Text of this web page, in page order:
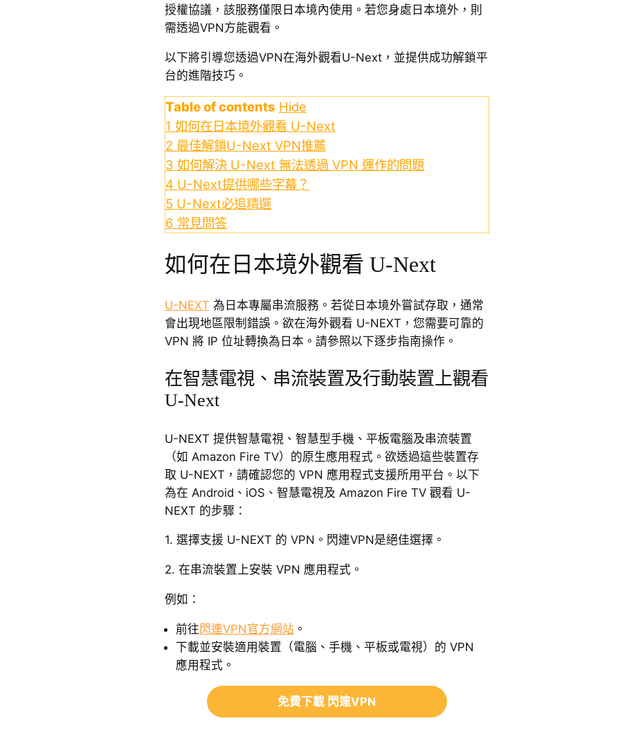
授權協議，該服務僅限日本境內使用。若您身處日本境外，則
需透過VPN方能觀看。
以下將引導您透過VPN在海外觀看U-Next，並提供成功解鎖平
台的進階技巧。
Table of contents Hide
1 如何在日本境外觀看 U-Next
2 最佳解鎖U-Next VPN推薦
3 如何解決 U-Next 無法透過 VPN 運作的問題
4 U-Next提供哪些字幕？
5 U-Next必追精選
6 常見問答
如何在日本境外觀看 U-Next
U-NEXT 為日本專屬串流服務。若從日本境外嘗試存取，通常
會出現地區限制錯誤。欲在海外觀看 U-NEXT，您需要可靠的
VPN 將 IP 位址轉換為日本。請參照以下逐步指南操作。
在智慧電視、串流裝置及行動裝置上觀看
U-Next
U-NEXT 提供智慧電視、智慧型手機、平板電腦及串流裝置
（如 Amazon Fire TV）的原生應用程式。欲透過這些裝置存
取 U-NEXT，請確認您的 VPN 應用程式支援所用平台。以下
為在 Android、iOS、智慧電視及 Amazon Fire TV 觀看 U-
NEXT 的步驟：
1. 選擇支援 U-NEXT 的 VPN。閃連VPN是絕佳選擇。
2. 在串流裝置上安裝 VPN 應用程式。
例如：
前往閃連VPN官方網站 。
下載並安裝適用裝置（電腦、手機、平板或電視）的 VPN
應用程式。
免費下載 閃連VPN